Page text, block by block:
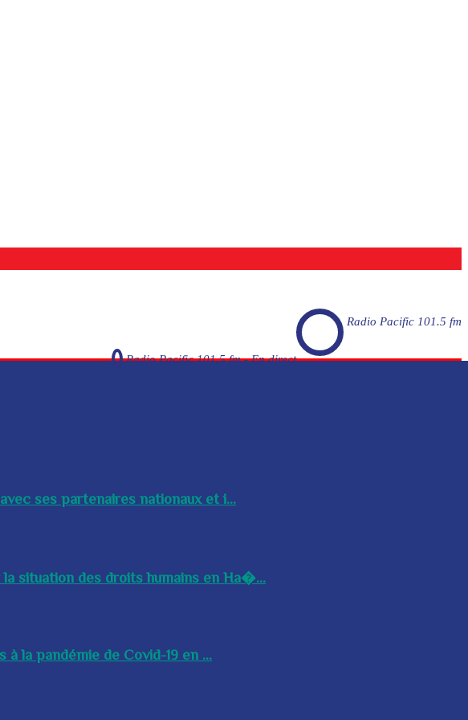
Radio Pacific 101.5 fm
Radio Pacific 101.5 fm - En direct
ses partenaires nationaux et i...
situation des droits humains en Ha�...
la pandémie de Covid-19 en ...